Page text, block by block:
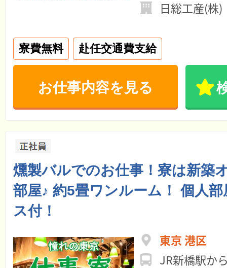
日総工産(
寮費無料 赴任交通費支給
お仕事内容を見る
燻製バルでのお仕事！寮は新築
部屋♪ 約5畳ワンルーム！ 個人
ス付！
東京 港区
JR新橋駅か